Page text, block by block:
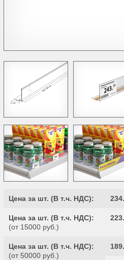
Цена за шт. (В т.ч. НДС):
Цена за шт. (В т.ч. НДС):
(от 15000 руб.)
Цена за шт. (В т.ч. НДС):
(от 50000 руб.)